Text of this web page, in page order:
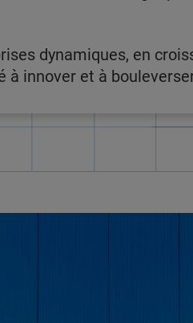
dynamiques, en
innover et à